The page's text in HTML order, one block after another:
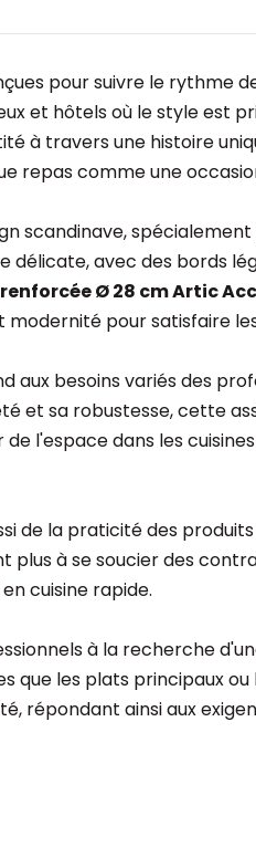
pour suivre le
et hôtels où le style est
à travers une histoire
repas comme une
scandinave,
avec des bords
Ø 28 cm Artic
pour satisfaire
aux besoins variés des
et sa robustesse, cette
l'espace dans les
de la praticité des
à se soucier des
cuisine rapide.
à la recherche
les plats principaux ou
répondant ainsi aux